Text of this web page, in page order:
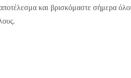
και βρισκόμαστε σήμερα